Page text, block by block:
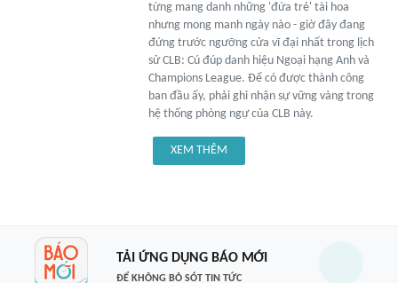
từng mang danh những 'đứa trẻ' tài hoa
nhưng mong manh ngày nào - giờ đây đang
đứng trước ngưỡng cửa vĩ đại nhất trong lịch
sử CLB: Cú đúp danh hiệu Ngoại hạng Anh và
Champions League. Để có được thành công
ban đầu ấy, phải ghi nhận sự vững vàng trong
hệ thống phòng ngự của CLB này.
XEM THÊM
TẢI ỨNG DỤNG BÁO MỚI
ĐỂ KHÔNG BỎ SÓT TIN TỨC